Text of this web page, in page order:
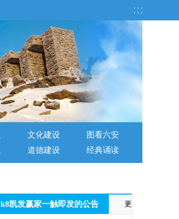
¦ ¦ ¦
文化建设
图看六安
道德建设
经典诵读
k8凯发赢家一触即发的公告 更